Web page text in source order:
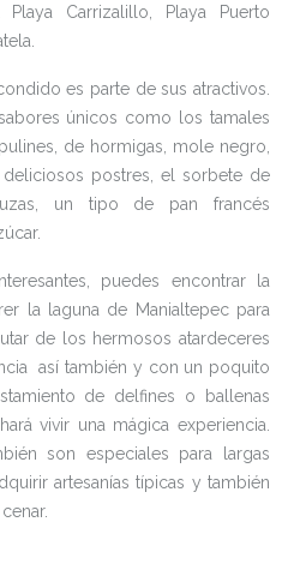
Carrizalillo, Playa Puerto
es parte de sus atractivos.
únicos como los tamales
de hormigas, mole negro,
postres, el sorbete de
un tipo de pan francés
puedes encontrar la
la laguna de Manialtepec para
de los hermosos atardeceres
así también y con un poquito
de delfines o ballenas
vivir una mágica experiencia.
son especiales para largas
artesanías típicas y también